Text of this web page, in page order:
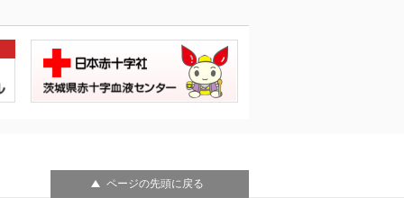
ページの先頭に戻る